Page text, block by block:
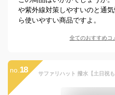
や紫外線対策しやすいのと通
ら使いやすい商品ですよ。
全てのおすすめコ
no. 18